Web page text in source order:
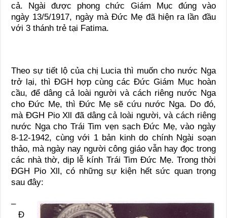
cả. Ngài được phong chức Giám Mục đúng vào
ngày 13/5/1917, ngày mà Đức Mẹ đã hiện ra lần đầu
với 3 thánh trẻ tại Fatima.
Theo sự tiết lộ của chị Lucia thì muốn cho nước Nga
trở lại, thì ĐGH hợp cùng các Đức Giám Mục hoàn
cầu, để dâng cả loài người và cách riêng nước Nga
cho Đức Mẹ, thì Đức Mẹ sẽ cứu nước Nga. Do đó,
mà ĐGH Pio Xll đã dâng cả loài người, và cách riêng
nước Nga cho Trái Tim vẹn sạch Đức Mẹ, vào ngày
8-12-1942, cùng với 1 bản kinh do chính Ngài soạn
thảo, mà ngày nay người công giáo vẫn hay đọc trong
các nhà thờ, dịp lễ kính Trái Tim Đức Mẹ. Trong thời
ĐGH Pio Xll, có những sự kiện hết sức quan trọng
sau đây:
–
Đ